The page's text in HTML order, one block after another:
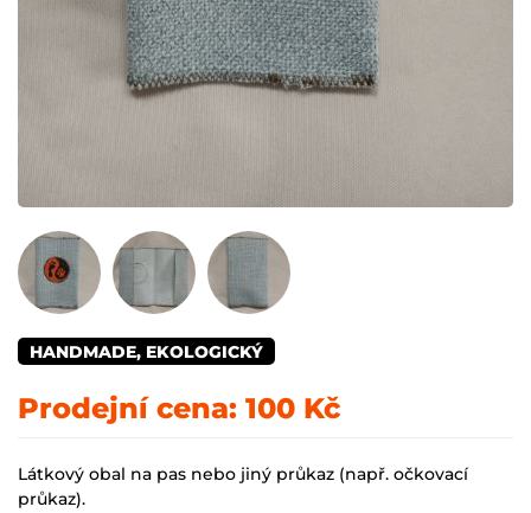
HANDMADE, EKOLOGICKÝ
Prodejní cena: 100 Kč
Látkový obal na pas nebo jiný průkaz (např. očkovací
průkaz).